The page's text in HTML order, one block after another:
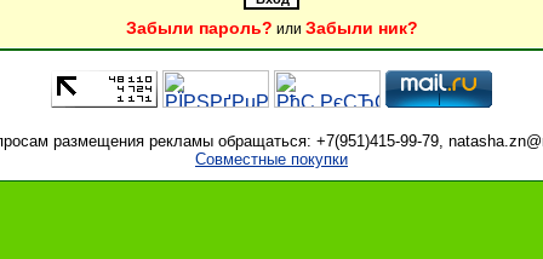
Забыли пароль? или Забыли ник?
размещения рекламы обращаться: +7(951)415-99-79,
Совместные покупки